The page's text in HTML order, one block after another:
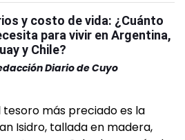
y costo de vida: ¿Cuánto
para vivir en Argentina,
y Chile?
Diario de Cuyo
tesoro más preciado es la
Isidro, tallada en madera,